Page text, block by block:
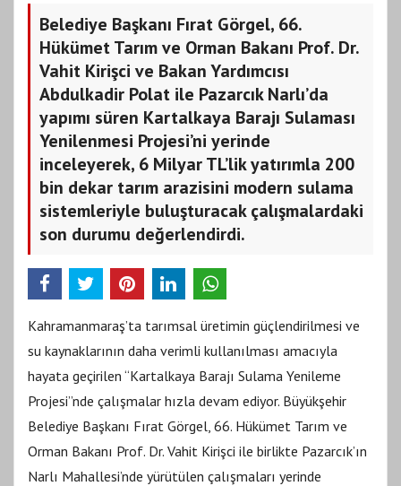
Belediye Başkanı Fırat Görgel, 66.
Hükümet Tarım ve Orman Bakanı Prof. Dr.
Vahit Kirişci ve Bakan Yardımcısı
Abdulkadir Polat ile Pazarcık Narlı’da
yapımı süren Kartalkaya Barajı Sulaması
Yenilenmesi Projesi’ni yerinde
inceleyerek, 6 Milyar TL’lik yatırımla 200
bin dekar tarım arazisini modern sulama
sistemleriyle buluşturacak çalışmalardaki
son durumu değerlendirdi.
Kahramanmaraş’ta tarımsal üretimin güçlendirilmesi ve
su kaynaklarının daha verimli kullanılması amacıyla
hayata geçirilen “Kartalkaya Barajı Sulama Yenileme
Projesi”nde çalışmalar hızla devam ediyor. Büyükşehir
Belediye Başkanı Fırat Görgel, 66. Hükümet Tarım ve
Orman Bakanı Prof. Dr. Vahit Kirişci ile birlikte Pazarcık’ın
Narlı Mahallesi’nde yürütülen çalışmaları yerinde